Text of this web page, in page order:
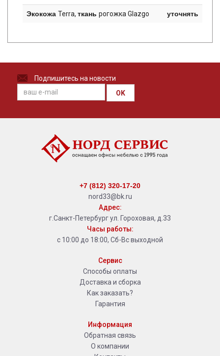
Экокожа Terra, ткань рогожка Glazgo уточнять
Подпишитесь на новости
OK
+7 (812) 320-17-20
nord33@bk.ru
Адрес:
г.Санкт-Петербург ул. Гороховая, д.33
Часы работы:
с 10:00 до 18:00, Сб-Вс выходной
Сервис
Способы оплаты
Доставка и сборка
Как заказать?
Гарантия
Информация
Обратная связь
О компании